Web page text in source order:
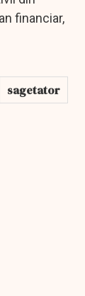
financiar,
sagetator